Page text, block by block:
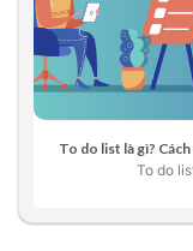
To do list là gì?
To do